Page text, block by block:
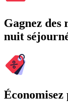
Gagnez des
nuit